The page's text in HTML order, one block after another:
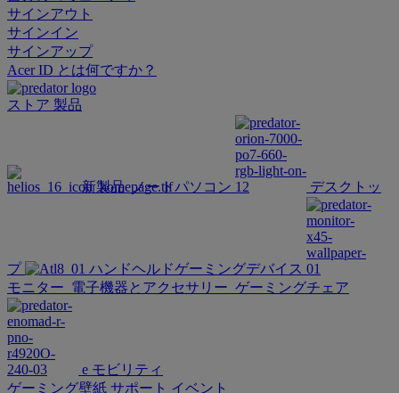
サインアウト
サインイン
サインアップ
Acer ID とは何ですか？
ストア 製品
新製品 ノートパソコン デスクトッ
プ
ハンドヘルドゲーミングデバイス
モニター 電子機器とアクセサリー ゲーミングチェア
e モビリティ
ゲーミング壁紙 サポート イベント